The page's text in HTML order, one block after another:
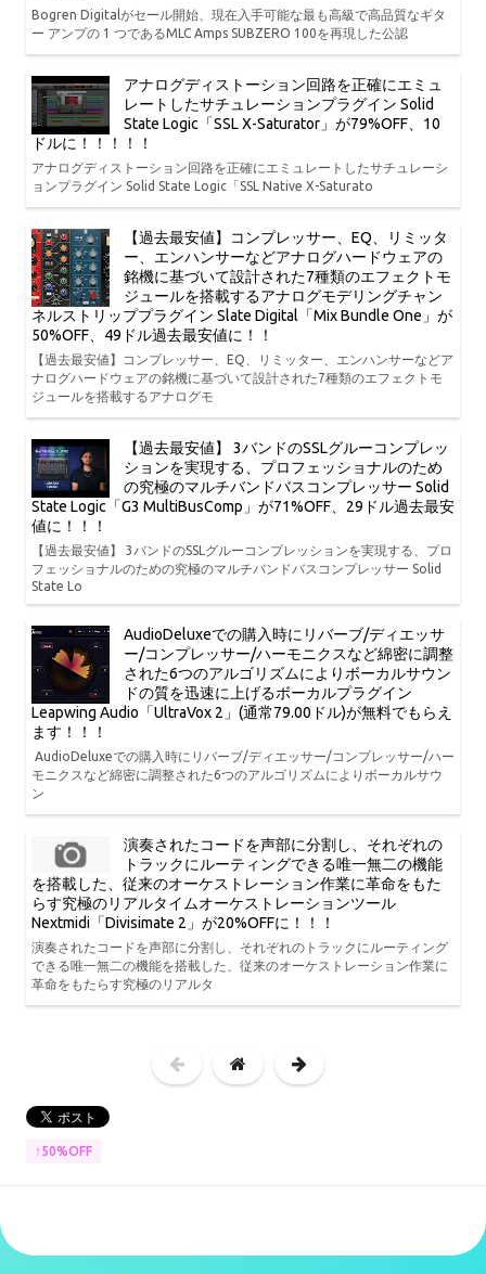
Bogren Digitalがセール開始、現在入手可能な最も高級で高品質なギタ
ー アンプの 1 つであるMLC Amps SUBZERO 100を再現した公認
アナログディストーション回路を正確にエミュ
レートしたサチュレーションプラグイン Solid
State Logic「SSL X-Saturator」が79%OFF、10
ドルに！！！！！
アナログディストーション回路を正確にエミュレートしたサチュレーシ
ョンプラグイン Solid State Logic「SSL Native X-Saturato
【過去最安値】コンプレッサー、EQ、リミッタ
ー、エンハンサーなどアナログハードウェアの
銘機に基づいて設計された7種類のエフェクトモ
ジュールを搭載するアナログモデリングチャン
ネルストリッププラグイン Slate Digital「Mix Bundle One」が
50%OFF、49ドル過去最安値に！！
【過去最安値】コンプレッサー、EQ、リミッター、エンハンサーなどア
ナログハードウェアの銘機に基づいて設計された7種類のエフェクトモ
ジュールを搭載するアナログモ
【過去最安値】 3バンドのSSLグルーコンプレッ
ションを実現する、プロフェッショナルのため
の究極のマルチバンドバスコンプレッサー Solid
State Logic「G3 MultiBusComp」が71%OFF、29ドル過去最安
値に！！！
【過去最安値】 3バンドのSSLグルーコンプレッションを実現する、プロ
フェッショナルのための究極のマルチバンドバスコンプレッサー Solid
State Lo
AudioDeluxeでの購入時にリバーブ/ディエッサ
ー/コンプレッサー/ハーモニクスなど綿密に調整
された6つのアルゴリズムによりボーカルサウン
ドの質を迅速に上げるボーカルプラグイン
Leapwing Audio「UltraVox 2」(通常79.00ドル)が無料でもらえ
ます！！！
AudioDeluxeでの購入時にリバーブ/ディエッサー/コンプレッサー/ハー
モニクスなど綿密に調整された6つのアルゴリズムによりボーカルサウ
ン
演奏されたコードを声部に分割し、それぞれの
トラックにルーティングできる唯一無二の機能
を搭載した、従来のオーケストレーション作業に革命をもた
らす究極のリアルタイムオーケストレーションツール
Nextmidi「Divisimate 2」が20%OFFに！！！
演奏されたコードを声部に分割し、それぞれのトラックにルーティング
できる唯一無二の機能を搭載した、従来のオーケストレーション作業に
革命をもたらす究極のリアルタ
↑50%OFF